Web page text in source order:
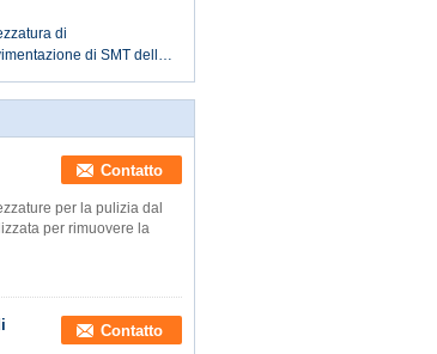
di
di SMT della
di controllo dello SpA
Contatto
per la pulizia dal
per rimuovere la
Contatto